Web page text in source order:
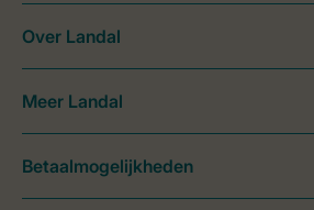
Over Landal
Meer Landal
Betaalmogelijkheden